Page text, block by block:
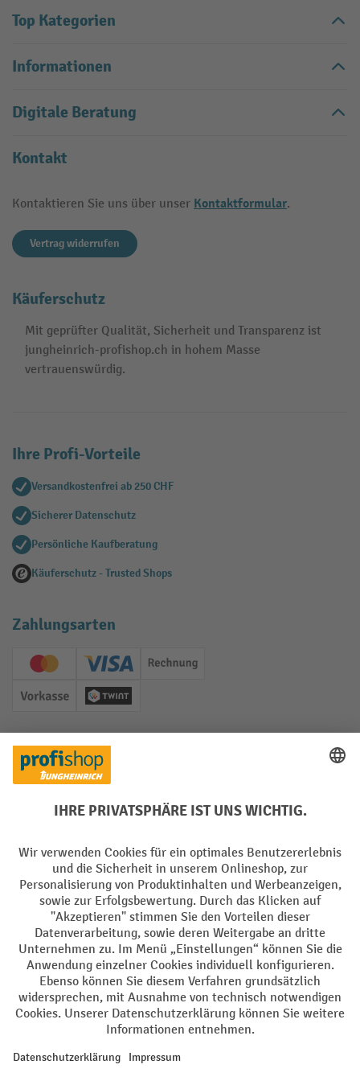
Top Kategorien
Informationen
Digitale Beratung
Kontakt
Kontaktieren Sie uns über unser Kontaktformular.
Vertrag widerrufen
Käuferschutz
Mit geprüfter Qualität, Sicherheit und Transparenz ist
jungheinrich-profishop.ch in hohem Masse
vertrauenswürdig.
Ihre Profi-Vorteile
Versandkostenfrei ab 250 CHF
Sicherer Datenschutz
Persönliche Kaufberatung
Käuferschutz - Trusted Shops
Zahlungsarten
Creditcard (Master)Creditcard (Visa)
Rechnung
Vorkasse Twint
Soziale Netzwerke
Facebook
YouTube
LinkedInInstagram
Sprachen
DE FR
AGB Impressum Datenschutz Privacy Settings
Alle Preise exkl. gesetzl. Mehrwertsteuer zzgl.Versandkostenund ggf.
Nachnahmegebühren, wenn nicht anders angegeben.
¹ Der Rabatt gilt so lange der Vorrat reicht. Der Rabatt gilt nicht auf
oder Gutscheinen ist nicht möglich. | ² Der Rabatt wird einmalig bei